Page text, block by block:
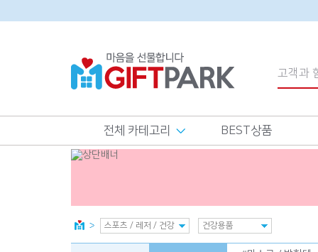
전체 카테고리 BEST상품